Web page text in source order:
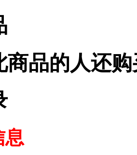
商品的人还
息